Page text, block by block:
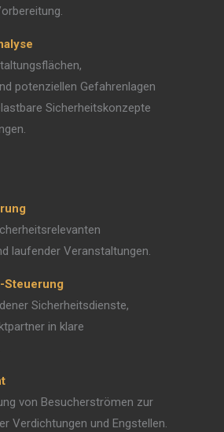
potenziellen Gefahrenlagen
Sicherheitskonzepte
laufender Veranstaltungen.
Steuerung
Sicherheitsdienste,
in klare
von Besucherströmen zur
Verdichtungen und Engstellen.